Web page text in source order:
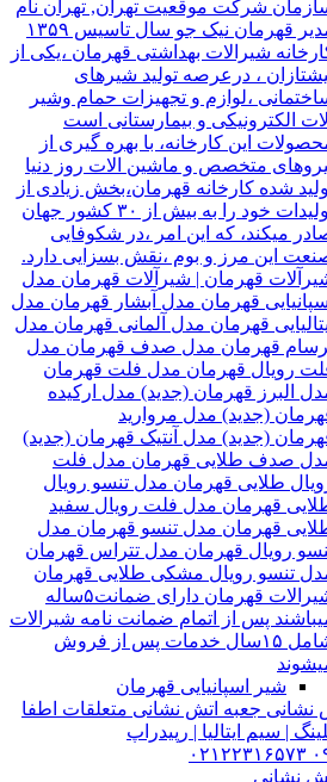
شرکت موقعیت تهران, تهران نام
مدیر قهرمان نیک جو سال تاسیس ۱۳۵۹
شیرالات بهداشتی قهرمان ،یکی از
، درعرصه تولید شیرهای
،لوازم و تجهیزات حمام وشیر
الات الکترونیکی و بیمارستانی است
این کارخانه، با بهره گیری از
متخصص و ماشین الات روز دنیا
شده کارخانه قهرمان،بخش زیادی از
تولیدات خود را به بیش از ۳۰ کشور جهان
میکند، که این امر ،در شکوفایی
این مرز و بوم ،نقش بسزایی دارد.
قهرمان | شیرآلات قهرمان مدل
اسپانیایی قهرمان مدل آبشار قهرمان مدل
ایتالیایی قهرمان مدل آلمانی قهرمان مدل
قهرمان مدل صدف قهرمان مدل
رویال قهرمان مدل فلت قهرمان
البرز قهرمان (جدید) مدل ارکیده
(جدید) مدل مروارید
(جدید) مدل آنتیک قهرمان (جدید)
صدف طلایی قهرمان مدل فلت
طلایی قهرمان مدل تنسو رویال
قهرمان مدل فلت رویال سفید
قهرمان مدل تنسو قهرمان مدل
رویال قهرمان مدل تتراس قهرمان
تنسو رویال مشکی طلایی قهرمان
شیرالات قهرمان دارای ضمانت۵ساله
پس از اتمام ضمانت نامه شیرالات
شامل ۱۵سال خدمات پس از فروش
شیر اسپانیایی قهرمان
نشانی جعبه اتش نشانی متعلقات اطفا
| سیم ایتالیا | رپیدراپ
نشانی